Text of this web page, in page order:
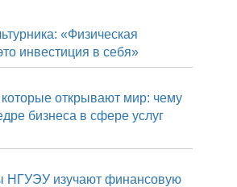
«Физическая
инвестиция в себя»
открывают мир: чему
бизнеса в сфере услуг
НГУЭУ изучают финансовую